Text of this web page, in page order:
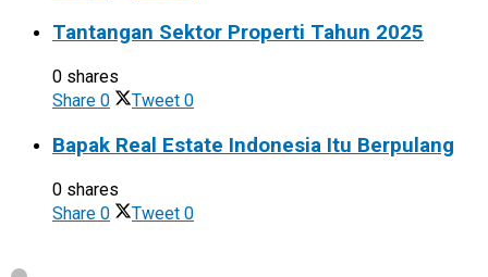
Tantangan Sektor Properti Tahun 2025
0 shares
Share 0 Tweet 0
Bapak Real Estate Indonesia Itu Berpulang
0 shares
Share 0 Tweet 0